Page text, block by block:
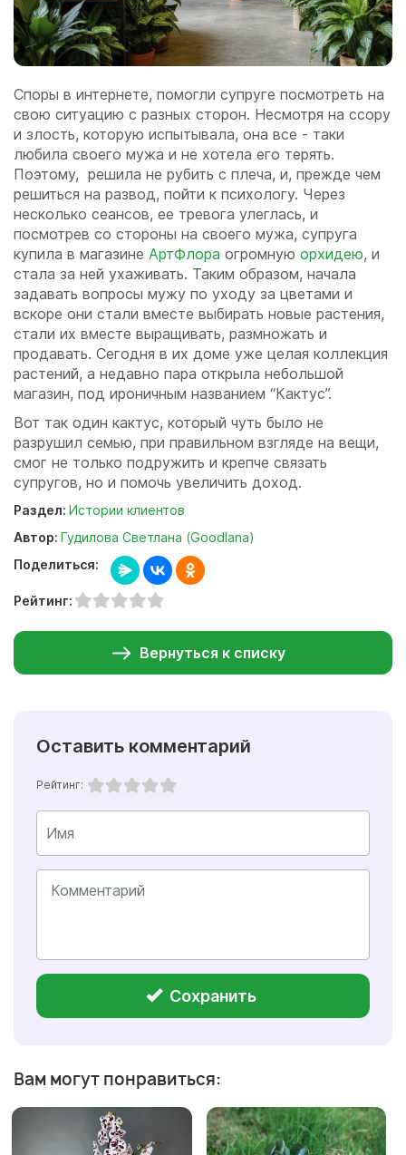
Споры в интернете, помогли супруге посмотреть на
свою ситуацию с разных сторон. Несмотря на ссору
и злость, которую испытывала, она все - таки
любила своего мужа и не хотела его терять.
Поэтому, решила не рубить с плеча, и, прежде чем
решиться на развод, пойти к психологу. Через
несколько сеансов, ее тревога улеглась, и
посмотрев со стороны на своего мужа, супруга
купила в магазине АртФлора огромную орхидею, и
стала за ней ухаживать. Таким образом, начала
задавать вопросы мужу по уходу за цветами и
вскоре они стали вместе выбирать новые растения,
стали их вместе выращивать, размножать и
продавать. Сегодня в их доме уже целая коллекция
растений, а недавно пара открыла небольшой
магазин, под ироничным названием “Кактус”.
Вот так один кактус, который чуть было не
разрушил семью, при правильном взгляде на вещи,
смог не только подружить и крепче связать
супругов, но и помочь увеличить доход.
Раздел: Истории клиентов
Автор: Гудилова Светлана (Goodlana)
Поделиться:
Рейтинг:
Вернуться к списку
Оставить комментарий
Рейтинг:
Сохранить
Вам могут понравиться: